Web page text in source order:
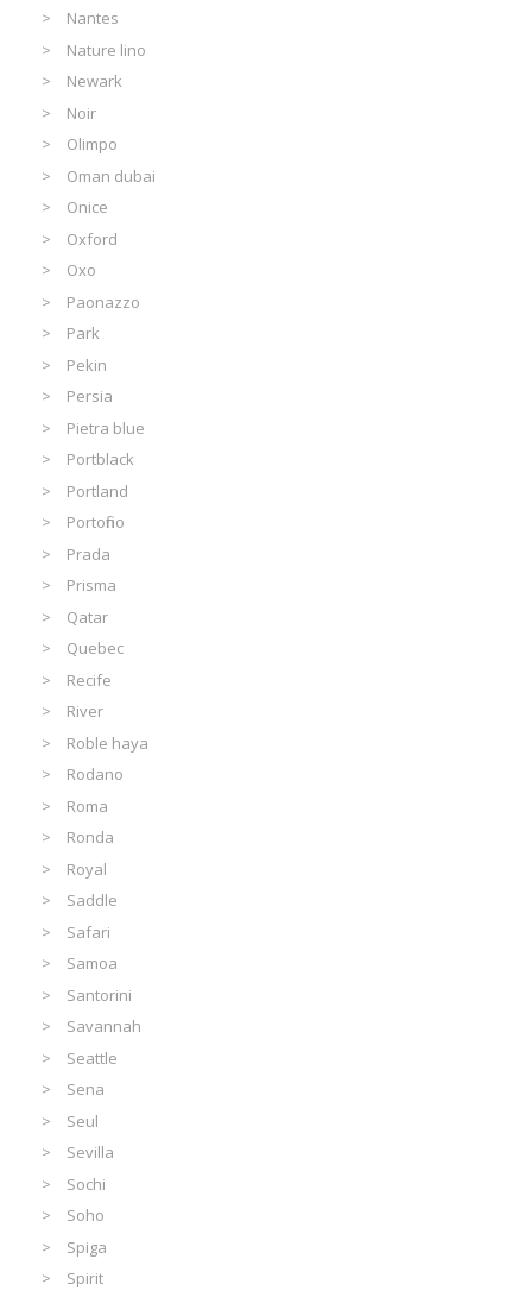
Nantes
Nature lino
Newark
Noir
Olimpo
Oman dubai
Onice
Oxford
Oxo
Paonazzo
Park
Pekin
Persia
Pietra blue
Portblack
Portland
Portofino
Prada
Prisma
Qatar
Quebec
Recife
River
Roble haya
Rodano
Roma
Ronda
Royal
Saddle
Safari
Samoa
Santorini
Savannah
Seattle
Sena
Seul
Sevilla
Sochi
Soho
Spiga
Spirit